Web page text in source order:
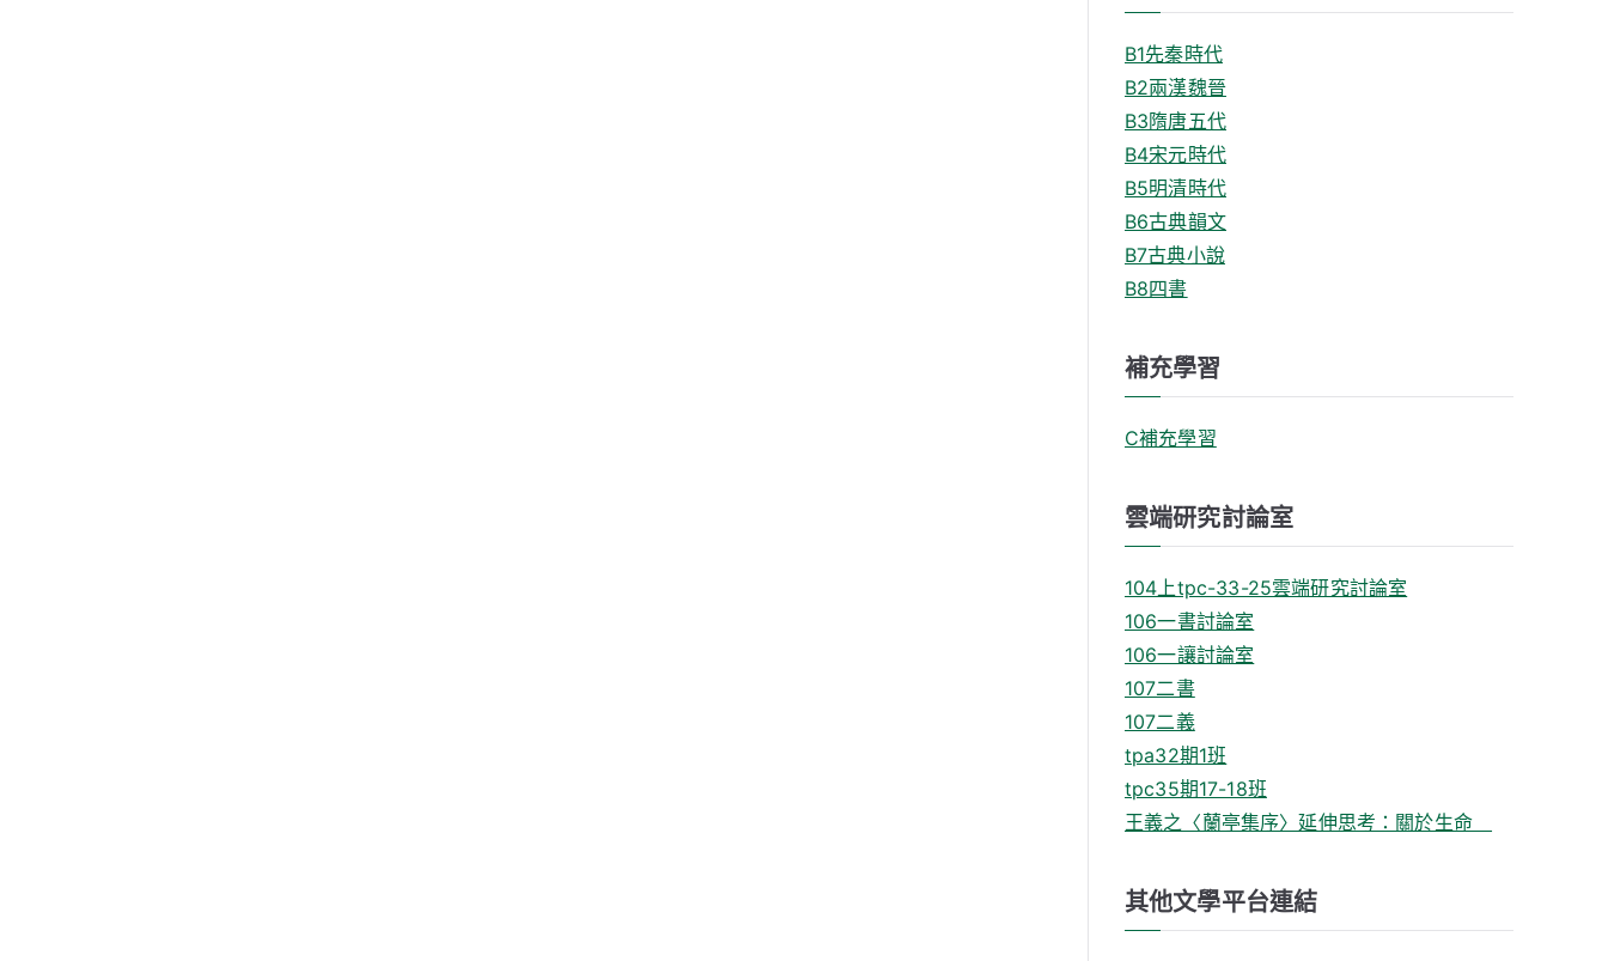
B1先秦時代
B2兩漢魏晉
B3隋唐五代
B4宋元時代
B5明清時代
B6古典韻文
B7古典小說
B8四書
補充學習
C補充學習
雲端研究討論室
104上tpc-33-25雲端研究討論室
106一書討論室
106一讓討論室
107二書
107二義
tpa32期1班
tpc35期17-18班
王義之〈蘭亭集序〉延伸思考：關於生命
其他文學平台連結